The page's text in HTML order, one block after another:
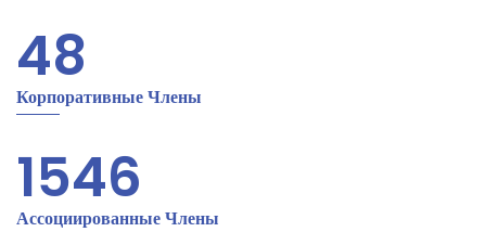
48
Корпоративные Члены
1600
Ассоциированные Члены